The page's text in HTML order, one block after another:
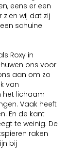
eens er een
wij dat zij
schuine
Roxy in
ons voor
aan om zo
van
het lichaam
Vaak heeft
En de kant
te weinig. De
raken
bij